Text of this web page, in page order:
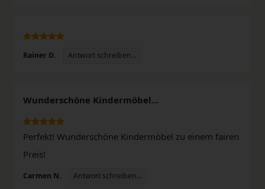
Rainer D. Antwort schreiben...
Wunderschöne Kindermöbel...
Perfekt! Wunderschöne Kindermöbel zu einem fairen
Preis!
Carmen N. Antwort schreiben...